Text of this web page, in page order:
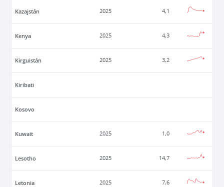
Kazajstán 2025 4,1
Kenya 2025 4,3
Kirguistán 2025 3,2
Kiribati
Kosovo
Kuwait 2025 1,0
Lesotho 2025 14,7
Letonia 2025 7,6